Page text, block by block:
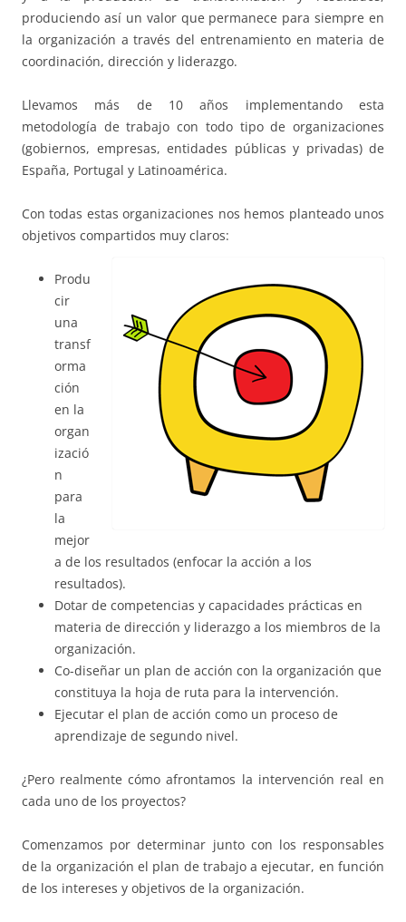
produciendo así un valor que permanece para siempre en
la organización a través del entrenamiento en materia de
coordinación, dirección y liderazgo.
Llevamos más de 10 años implementando esta
metodología de trabajo con todo tipo de organizaciones
(gobiernos, empresas, entidades públicas y privadas) de
España, Portugal y Latinoamérica.
Con todas estas organizaciones nos hemos planteado unos
objetivos compartidos muy claros:
Produ
cir
una
transf
orma
ción
en la
organ
izació
n
para
la
mejor
a de los resultados (enfocar la acción a los
resultados).
Dotar de competencias y capacidades prácticas en
materia de dirección y liderazgo a los miembros de la
organización.
Co-diseñar un plan de acción con la organización que
constituya la hoja de ruta para la intervención.
Ejecutar el plan de acción como un proceso de
aprendizaje de segundo nivel.
¿Pero realmente cómo afrontamos la intervención real en
cada uno de los proyectos?
Comenzamos por determinar junto con los responsables
de la organización el plan de trabajo a ejecutar, en función
de los intereses y objetivos de la organización.